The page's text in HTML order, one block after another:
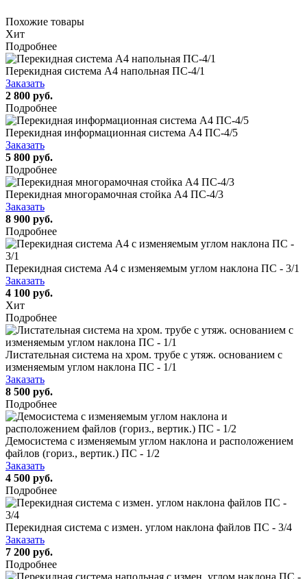
Похожие товары
Хит
Подробнее
Перекидная система А4 напольная ПС-4/1
Заказать
2 800 руб.
Подробнее
Перекидная информационная система А4 ПС-4/5
Заказать
5 800 руб.
Подробнее
Перекидная многорамочная стойка А4 ПС-4/3
Заказать
8 900 руб.
Подробнее
Перекидная система А4 c изменяемым углом наклона ПС - 3/1
Заказать
4 100 руб.
Хит
Подробнее
Листательная система на хром. трубе с утяж. основанием с
изменяемым углом наклона ПС - 1/1
Заказать
8 500 руб.
Подробнее
Демосистема с изменяемым углом наклона и расположением
файлов (гориз., вертик.) ПС - 1/2
Заказать
4 500 руб.
Подробнее
Перекидная система с измен. углом наклона файлов ПС - 3/4
Заказать
7 200 руб.
Подробнее